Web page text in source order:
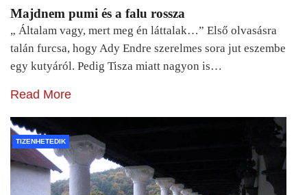
Majdnem pumi és a falu rossza
„ Általam vagy, mert meg én láttalak…” Első olvasásra
talán furcsa, hogy Ady Endre szerelmes sora jut eszembe
egy kutyáról. Pedig Tisza miatt nagyon is…
Read More
TIZENHETEDIK